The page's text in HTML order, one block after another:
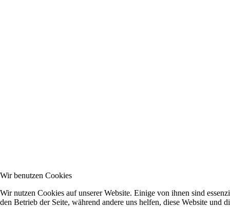
Wir benutzen Cookies
Wir nutzen Cookies auf unserer Website. Einige von ihnen sind
den Betrieb der Seite, während andere uns helfen, diese Website und